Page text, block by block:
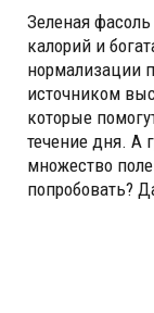
Зеленая
калорий и
нормализации
источником
которые
течение дня. А
множество
попробовать?